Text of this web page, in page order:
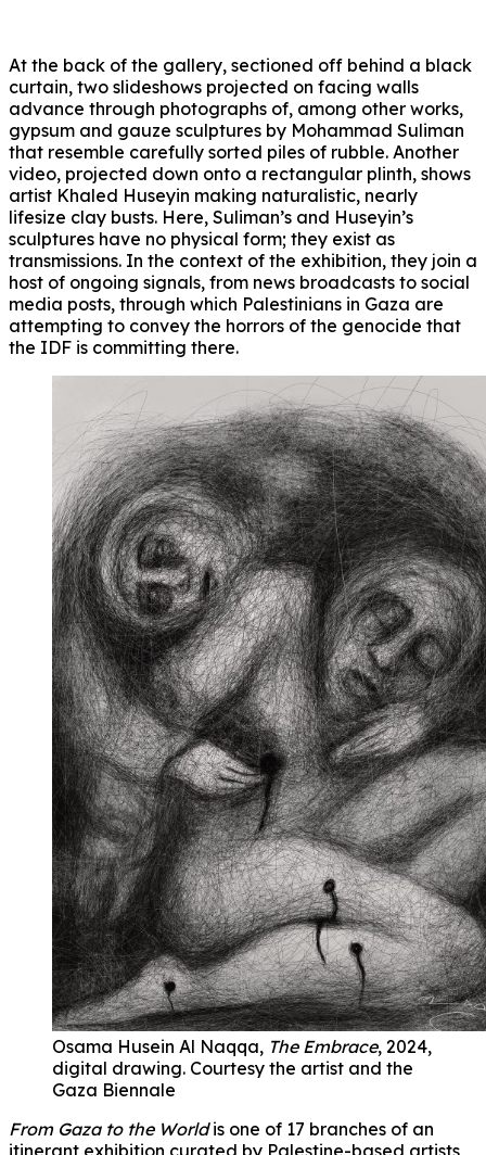
At the back of the gallery, sectioned off behind a black
curtain, two slideshows projected on facing walls
advance through photographs of, among other works,
gypsum and gauze sculptures by Mohammad Suliman
that resemble carefully sorted piles of rubble. Another
video, projected down onto a rectangular plinth, shows
artist Khaled Huseyin making naturalistic, nearly
lifesize clay busts. Here, Suliman’s and Huseyin’s
sculptures have no physical form; they exist as
transmissions. In the context of the exhibition, they join a
host of ongoing signals, from news broadcasts to social
media posts, through which Palestinians in Gaza are
attempting to convey the horrors of the genocide that
the IDF is committing there.
Osama Husein Al Naqqa, The Embrace, 2024,
digital drawing. Courtesy the artist and the
Gaza Biennale
From Gaza to the Worldis one of 17 branches of an
itinerant exhibition curated by Palestine-based artists